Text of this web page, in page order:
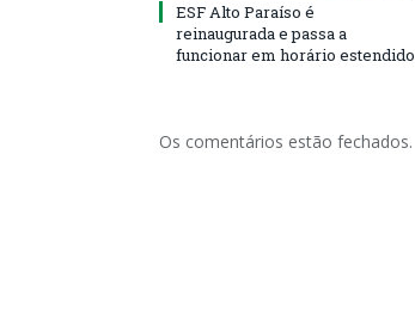
ESF Alto Paraíso é
reinaugurada e passa a
funcionar em horário estendido
Os comentários estão fechados.